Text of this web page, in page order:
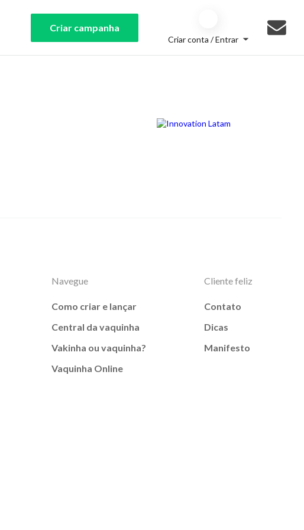
Criar campanha
Criar conta / Entrar
Navegue
Como criar e lançar
Central da vaquinha
Vakinha ou vaquinha?
Vaquinha Online
Cliente feliz
Contato
Dicas
Manifesto